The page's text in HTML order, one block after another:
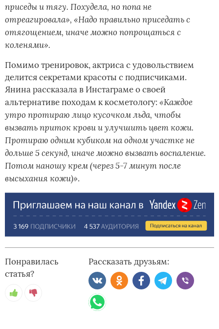
приседы и тягу. Похудела, но попа не
отреагировала», «Надо правильно приседать с
отягощением, иначеможно попрощаться с
коленями».
Помимо тренировок, актриса с удовольствием
делится секретами красоты с подписчиками.
Янина рассказала в Инстаграме о своей
альтернативе походам к косметологу: «Каждое
утро протираю лицо кусочком льда, чтобы
вызвать приток крови и улучшить цвет кожи.
Протираю одним кубиком на одном участке не
дольше 5 секунд, иначе можно вызвать воспаление.
Потом наношу крем (через 5-7 минут после
высыхания кожи)».
Понравилась
статья?
Рассказать друзьям: